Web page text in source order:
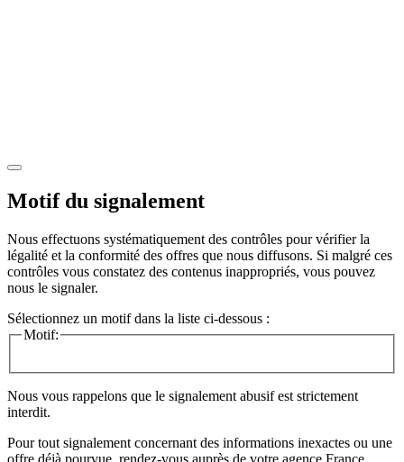
Motif du signalement
Nous effectuons systématiquement des contrôles pour vérifier la
légalité et la conformité des offres que nous diffusons. Si malgré ces
contrôles vous constatez des contenus inappropriés, vous pouvez
nous le signaler.
Sélectionnez un motif dans la liste ci-dessous :
Motif:
Nous vous rappelons que le signalement abusif est strictement
interdit.
Pour tout signalement concernant des informations inexactes ou une
offre déjà pourvue, rendez-vous auprès de votre agence France